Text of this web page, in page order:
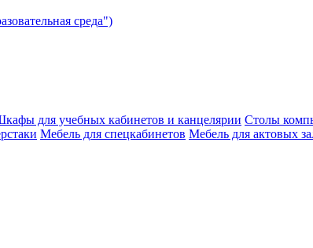
среда")
для учебных кабинетов и канцелярии Столы
Мебель для спецкабинетов Мебель для актовых